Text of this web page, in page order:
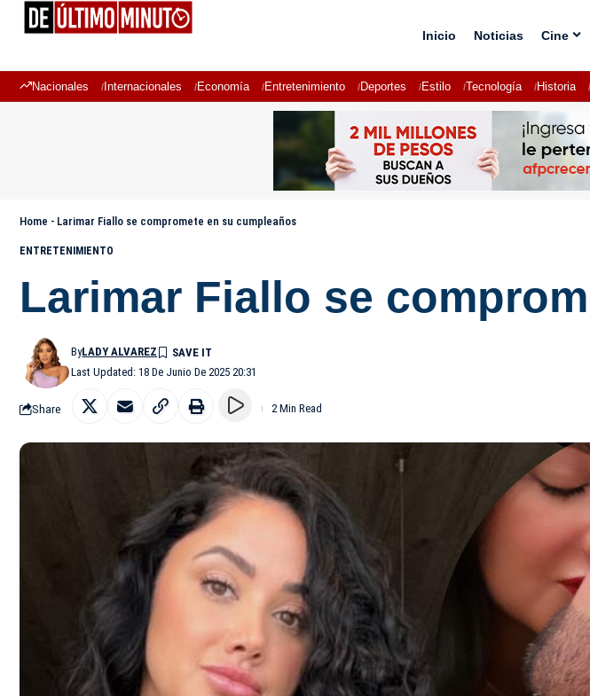
Inicio Noticias Cine
Nacionales Internacionales Economía Entretenimiento Deportes Estilo Tecnología Historia
Home - Larimar Fiallo se compromete en su cumpleaños
ENTRETENIMIENTO
Larimar Fiallo se
Last Updated: 18 De Junio De 2025 20:31
ByLADY ALVAREZ
Share 2 Min Read